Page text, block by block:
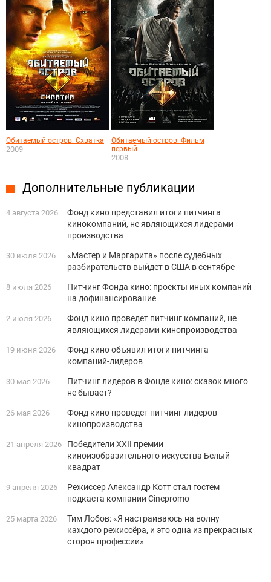
Обитаемый остров. Схватка
2009
Обитаемый остров. Фильм
первый
2008
Дополнительные публикации
4 августа 2026
Фонд кино представил итоги питчинга
кинокомпаний, не являющихся лидерами
производства
30 июля 2026
«Мастер и Маргарита» после судебных
разбирательств выйдет в США в сентябре
8 июля 2026
Питчинг Фонда кино: проекты иных компаний
на дофинансирование
2 июля 2026
Фонд кино проведет питчинг компаний, не
являющихся лидерами кинопроизводства
19 июня 2026
Фонд кино объявил итоги питчинга
компаний-лидеров
30 мая 2026
Питчинг лидеров в Фонде кино: сказок много
не бывает?
26 мая 2026
Фонд кино проведет питчинг лидеров
кинопроизводства
21 апреля 2026
Победители XXII премии
киноизобразительного искусства Белый
квадрат
9 апреля 2026
Режиссер Александр Котт стал гостем
подкаста компании Cinepromo
25 марта 2026
Тим Лобов: «Я настраиваюсь на волну
каждого режиссёра, и это одна из прекрасных
сторон профессии»